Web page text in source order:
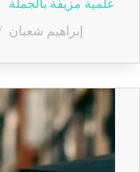
علمية مزيفة بالجملة
إبراهيم شعبان